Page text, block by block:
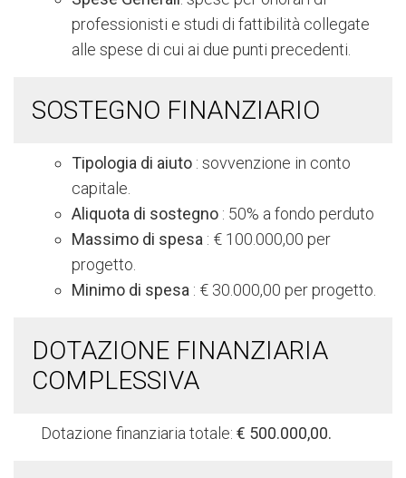
professionisti e studi di fattibilità collegate
alle spese di cui ai due punti precedenti.
SOSTEGNO FINANZIARIO
Tipologia di aiuto : sovvenzione in conto
capitale.
Aliquota di sostegno : 50% a fondo perduto
Massimo di spesa : € 100.000,00 per
progetto.
Minimo di spesa : € 30.000,00 per progetto.
DOTAZIONE FINANZIARIA
COMPLESSIVA
Dotazione finanziaria totale: € 500.000,00.